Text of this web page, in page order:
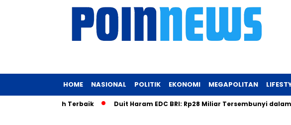
HOME NASIONAL POLITIK EKONOMI MEGAPOLITAN
Tubuh Terbaik Duit Haram EDC BRI: Rp28 Miliar Tersembunyi dalam